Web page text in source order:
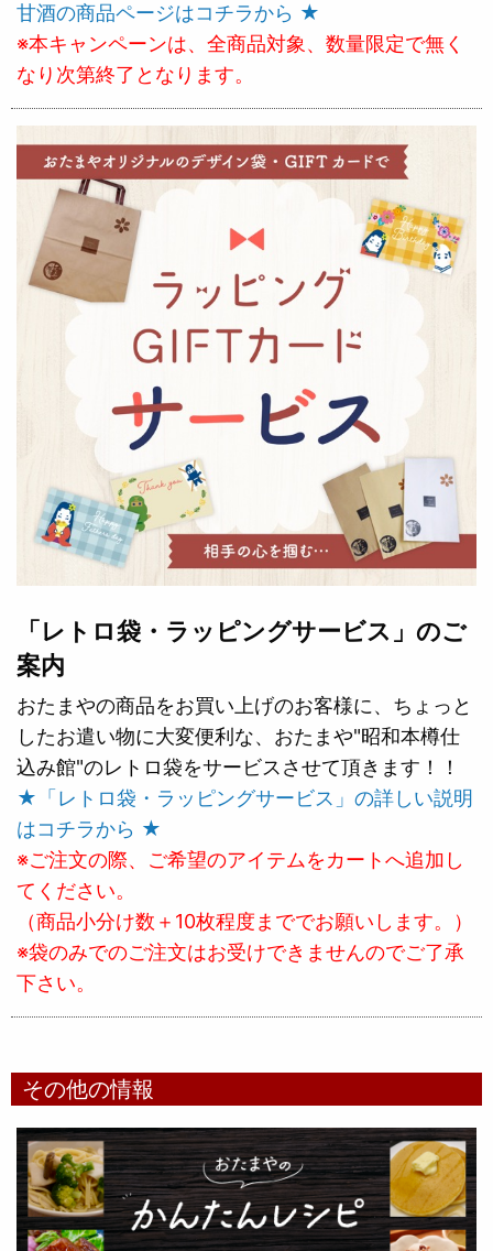
甘酒の商品ページはコチラから ★
※本キャンペーンは、全商品対象、数量限定で無く
なり次第終了となります。
「レトロ袋・ラッピングサービス」のご
案内
おたまやの商品をお買い上げのお客様に、ちょっと
したお遣い物に大変便利な、おたまや"昭和本樽仕
込み館"のレトロ袋をサービスさせて頂きます！！
★「レトロ袋・ラッピングサービス」の詳しい説明
はコチラから ★
※ご注文の際、ご希望のアイテムをカートへ追加し
てください。
（商品小分け数＋10枚程度まででお願いします。）
※袋のみでのご注文はお受けできませんのでご了承
下さい。
その他の情報